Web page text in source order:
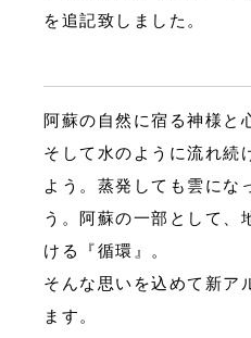
を追記致しました。
阿蘇の自然に宿る神様と
そして水のように流れ続
よう。蒸発しても雲にな
う。阿蘇の一部として、
ける『循環』。
そんな思いを込めて新ア
ます。